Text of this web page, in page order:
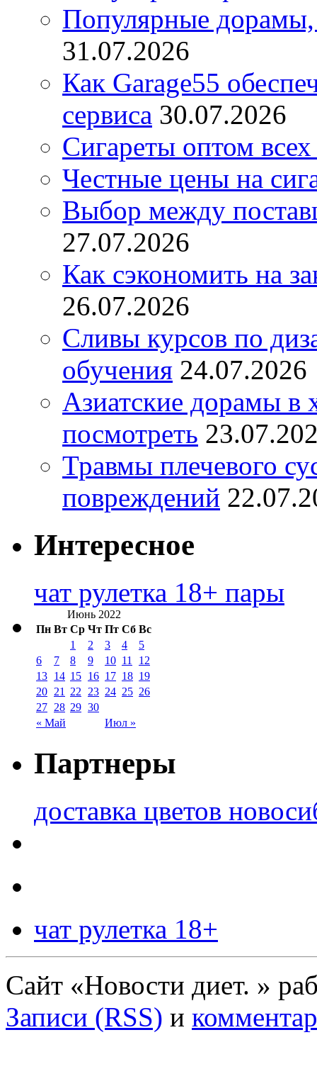
Популярные дорамы,
31.07.2026
Как Garage55
сервиса 30.07.2026
Сигареты оптом
Честные цены на
Выбор между
27.07.2026
Как сэкономить на
26.07.2026
Сливы курсов по
обучения 24.07.2026
Азиатские дорамы в
посмотреть
Травмы плечевого
повреждений
Интересное
чат рулетка 18+ пары
Июнь 2022
Пн Вт Ср Чт Пт Сб Вс
« Май Июл »
1 2 3 4
5
6
7 8 9 10 11
12
13 14 15 16 17 18 19
20 21 22 23 24 25 26
27 28 29 30
Партнеры
доставка цветов
чат рулетка 18+
Сайт «Новости диет. »
Записи (RSS) и